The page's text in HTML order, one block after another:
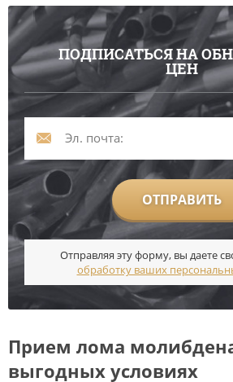
ПОДПИСАТЬСЯ НА
ЦЕН
ОТПРАВИТЬ
Отправляя эту форму, вы даете
обработку ваших
Прием лома
выгодных условиях